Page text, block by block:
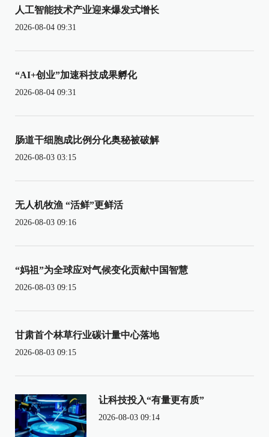
人工智能技术产业迎来爆发式增长
2026-08-04 09:31
“AI+创业”加速科技成果孵化
2026-08-04 09:31
肠道干细胞成比例分化奥秘被破解
2026-08-03 03:15
无人机牧渔 “活鲜”更鲜活
2026-08-03 09:16
“妈祖”为全球应对气候变化贡献中国智慧
2026-08-03 09:15
甘肃首个林草行业碳计量中心落地
2026-08-03 09:15
让科技投入“有量更有质”
2026-08-03 09:14